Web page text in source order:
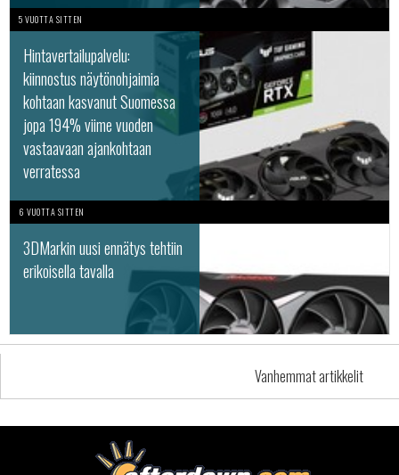
5 VUOTTA SITTEN
Hintavertailupalvelu:
kiinnostus näytönohjaimia
kohtaan kasvanut Suomessa
jopa 194% viime vuoden
vastaavaan ajankohtaan
verratessa
6 VUOTTA SITTEN
3DMarkin uusi ennätys tehtiin
erikoisella tavalla
Vanhemmat artikkelit